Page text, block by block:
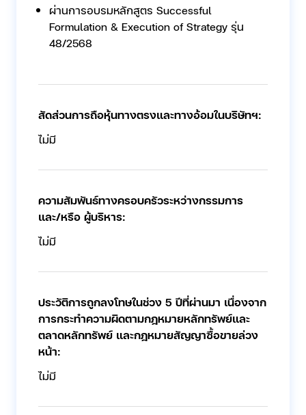
ผ่านการอบรมหลักสูตร Successful
Formulation & Execution of Strategy รุ่น
48/2568
สัดส่วนการถือหุ้นทางตรงและทางอ้อมในบริษัทฯ:
ไม่มี
ความสัมพันธ์ทางครอบครัวระหว่างกรรมการ
และ/หรือ ผู้บริหาร:
ไม่มี
ประวัติการถูกลงโทษในช่วง 5 ปีที่ผ่านมา เนื่องจาก
การกระทำความผิดตามกฎหมายหลักทรัพย์และ
ตลาดหลักทรัพย์ และกฎหมายสัญญาซื้อขายล่วง
หน้า:
ไม่มี